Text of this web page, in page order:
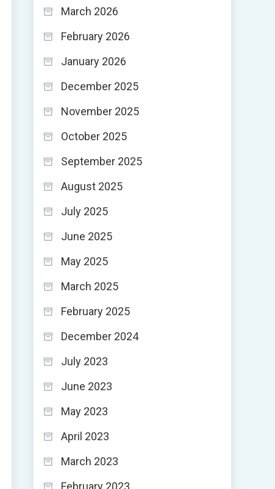
March 2026
February 2026
January 2026
December 2025
November 2025
October 2025
September 2025
August 2025
July 2025
June 2025
May 2025
March 2025
February 2025
December 2024
July 2023
June 2023
May 2023
April 2023
March 2023
February 2023